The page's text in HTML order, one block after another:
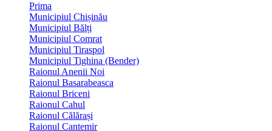
Prima
Municipiul Chișinău
Municipiul Bălți
Municipiul Comrat
Municipiul Tiraspol
Municipiul Tighina (Bender)
Raionul Anenii Noi
Raionul Basarabeasca
Raionul Briceni
Raionul Cahul
Raionul Călărași
Raionul Cantemir